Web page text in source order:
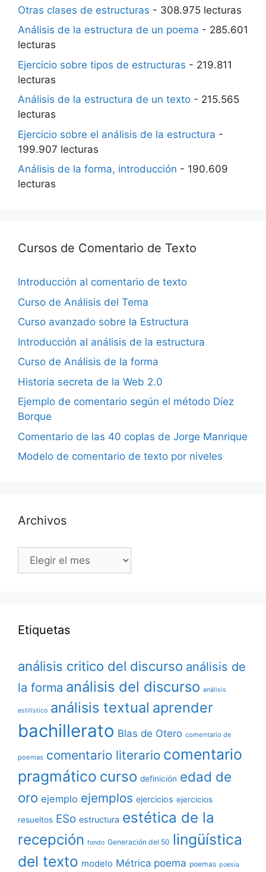
Otras clases de estructuras - 308.975 lecturas
Análisis de la estructura de un poema - 285.601
lecturas
Ejercicio sobre tipos de estructuras - 219.811
lecturas
Análisis de la estructura de un texto - 215.565
lecturas
Ejercicio sobre el análisis de la estructura -
199.907 lecturas
Análisis de la forma, introducción - 190.609
lecturas
Cursos de Comentario de Texto
Introducción al comentario de texto
Curso de Análisis del Tema
Curso avanzado sobre la Estructura
Introducción al análisis de la estructura
Curso de Análisis de la forma
Historia secreta de la Web 2.0
Ejemplo de comentario según el método Díez
Borque
Comentario de las 40 coplas de Jorge Manrique
Modelo de comentario de texto por niveles
Archivos
Archivos
Etiquetas
análisis critico del discurso análisis de
la forma análisis del discurso análisis
estilístico análisis textual aprender
bachillerato Blas de Otero comentario de
poemas comentario literario comentario
pragmático curso definición edad de
oro ejemplo ejemplos ejercicios ejercicios
resueltos ESo estructura estética de la
recepción fondo Generación del 50 lingüística
del texto modelo Métrica poema poemas poesía